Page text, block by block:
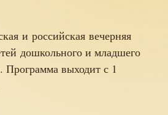
и российская вечерняя
дошкольного и младшего
Программа выходит с 1